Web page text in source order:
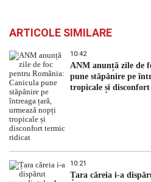
ARTICOLE SIMILARE
10:42
ANM anunță zile de
pune stăpânire pe
tropicale și
10:21
Țara căreia i-a